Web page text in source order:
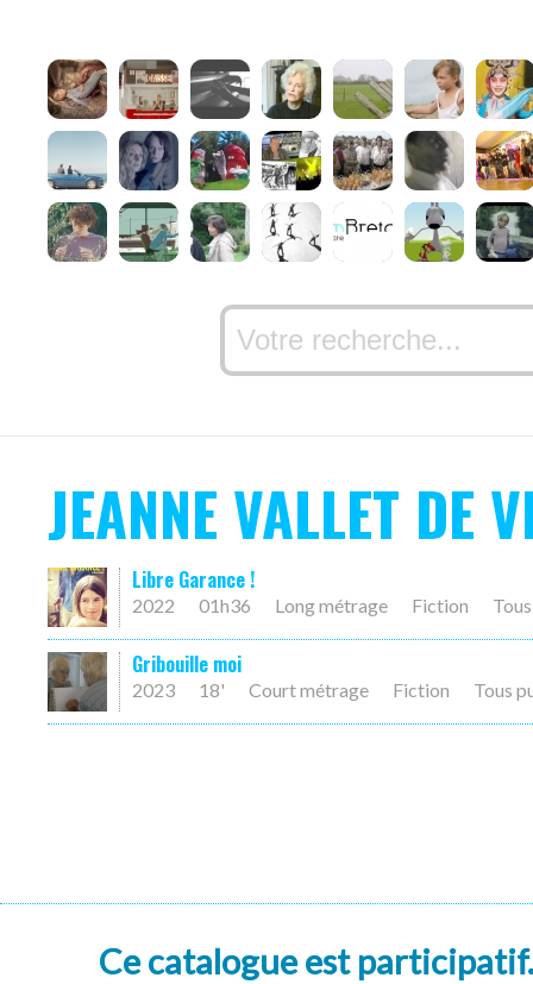
JEANNE VALLET DE
Libre Garance !
2022 01h36 Long métrage Fiction
Gribouille moi
2023 18' Court métrage Fiction Tous
Ce catalogue est